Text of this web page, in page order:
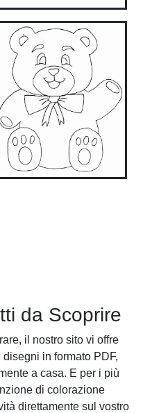
da Scoprire
il nostro sito vi offre
in formato PDF,
a casa. E per i più
di colorazione
direttamente sul vostro